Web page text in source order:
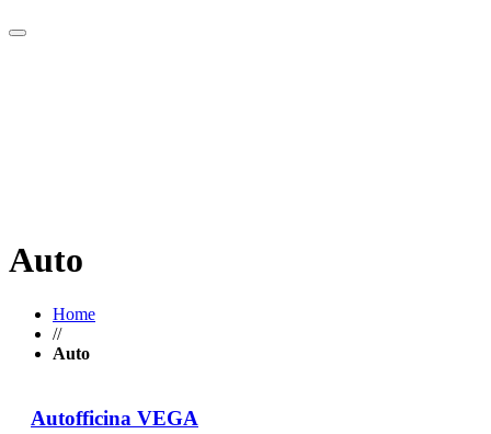
Auto
Home
//
Auto
Autofficina VEGA